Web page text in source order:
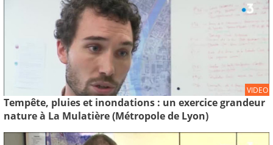
VIDEO
Tempête, pluies et inondations : un exercice grandeur
nature à La Mulatière (Métropole de Lyon)